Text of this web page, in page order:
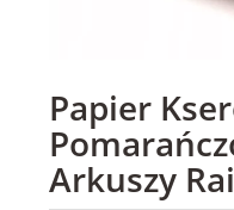
Papier
Arkuszy